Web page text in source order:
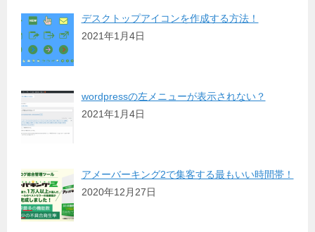
デスクトップアイコンを作成する方法！
2021年1月4日
wordpressの左メニューが表示されない？
2021年1月4日
アメーバーキング2で集客する最もいい時間帯！
2020年12月27日